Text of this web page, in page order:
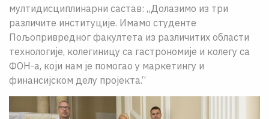
мултидисциплинарни састав: „Долазимо из три
различите институције. Имамо студенте
Пољопривредног факултета из различитих области
технологије, колегиницу са гастрономије и колегу са
ФОН-а, који нам је помогао у маркетингу и
финансијском делу пројекта.“